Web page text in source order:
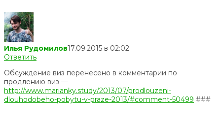
Илья Рудомилов17.09.2015 в 02:02
Ответить
Обсуждение виз перенесено в комментарии по
продлению виз —
http://www.marianky.study/2013/07/prodlouzeni-
dlouhodobeho-pobytu-v-praze-2013/#comment-50499 ###